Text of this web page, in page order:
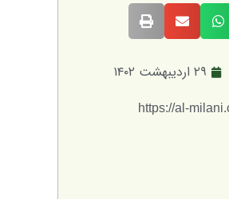
۲۹ اردیبهشت ۱۴۰۲